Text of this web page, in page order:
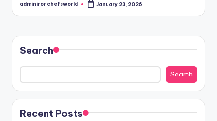
Posted
adminironchefsworld January 23, 2026
Search
Search
Recent Posts